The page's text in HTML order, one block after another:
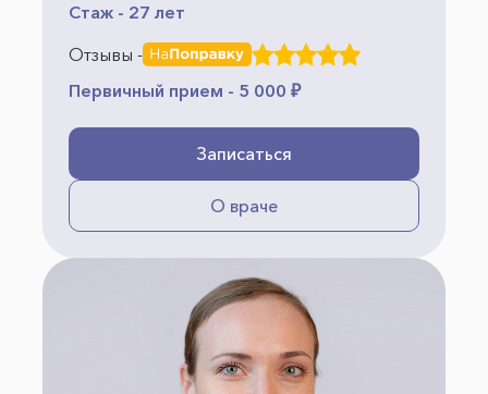
Стаж - 27 лет
Отзывы -
Первичный прием - 5 000 ₽
Записаться
О враче